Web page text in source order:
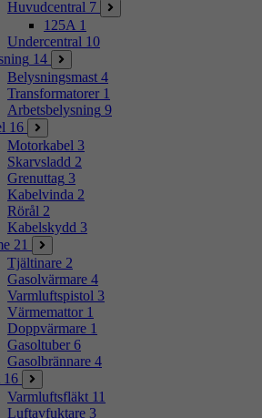
Huvudcentral 7
125A 1
Undercentral 10
14
Belysningsmast 4
Transformatorer 1
Arbetsbelysning 9
16
Motorkabel 3
Skarvsladd 2
Grenuttag 3
Kabelvinda 2
Rörål 2
Kabelskydd 3
21
Tjältinare 2
Gasolvärmare 4
Varmluftspistol 3
Värmemattor 1
Doppvärmare 1
Gasoltuber 6
Gasolbrännare 4
16
Varmluftsfläkt 11
Luftavfuktare 3